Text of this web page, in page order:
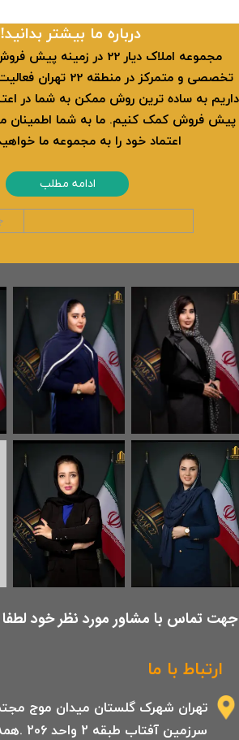
ارتباط با ما
تهران شهرک گلستان میدان موج
​جهت تماس با مشاور مورد نظر خود
​​درباره ما بیشتر
مجموعه املاک دیار 22 در
تخصصی و متمرکز در
داریم به ساده ترین روش ممکن به شما در
پیش فروش کمک کنیم. ما به شما
اعتماد خود را به مجموعه ما
ادامه مطلب